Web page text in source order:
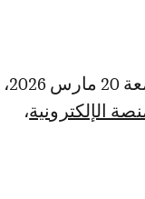
وحسب البلاغ ذاته، سيتمكن المهنيون المعنيون، ابتداء من الجمعة 20 مارس 2026،
الإلكترونية،